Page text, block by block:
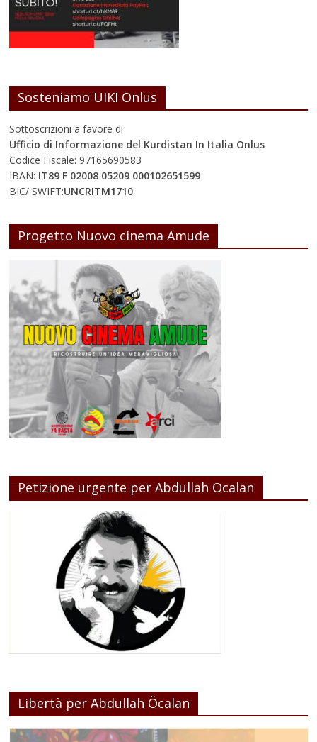
Sosteniamo UIKI Onlus
Sottoscrizioni a favore di
Ufficio di Informazione del Kurdistan In Italia Onlus
Codice Fiscale: 97165690583
IBAN: IT89 F 02008 05209 000102651599
BIC/ SWIFT:UNCRITM1710
Progetto Nuovo cinema Amude
Petizione urgente per Abdullah Ocalan
Libertà per Abdullah Öcalan